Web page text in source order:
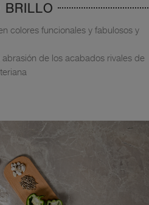
BRILLO
colores funcionales y fabulosos y
de los acabados rivales de